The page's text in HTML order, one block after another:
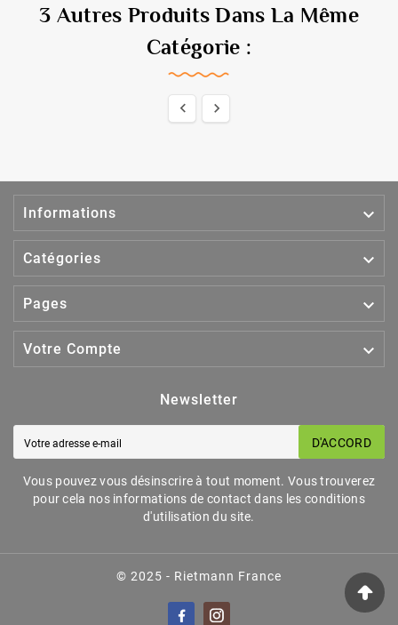
3 Autres Produits Dans La Même
Catégorie :
 
Informations 
Catégories 
Pages 
Votre Compte 
Newsletter
D'ACCORD
Vous pouvez vous désinscrire à tout moment. Vous trouverez
pour cela nos informations de contact dans les conditions
d'utilisation du site.
© 2025 - Rietmann France